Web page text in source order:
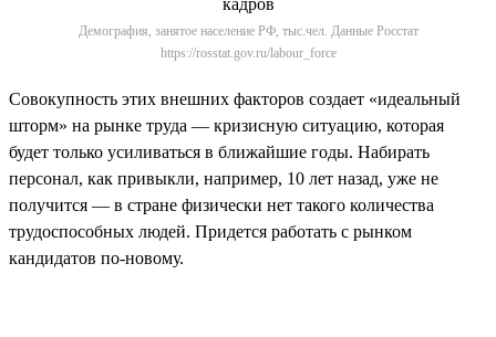
Демография, занятое население РФ, тыс.чел. Данные Росстат
https://rosstat.gov.ru/labour_force
Совокупность этих внешних факторов создает «идеальный
шторм» на рынке труда — кризисную ситуацию, которая
будет только усиливаться в ближайшие годы. Набирать
персонал, как привыкли, например, 10 лет назад, уже не
получится — в стране физически нет такого количества
трудоспособных людей. Придется работать с рынком
кандидатов по-новому.